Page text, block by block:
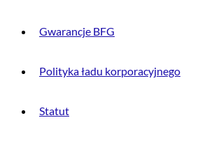
Gwarancje BFG
Polityka ładu korporacyjnego
Statut